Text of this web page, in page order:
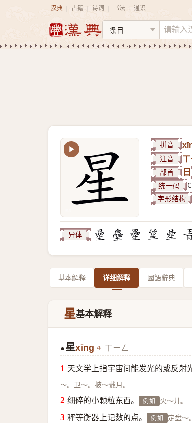
汉典 古籍 诗词 书法 通识
拼音
注音 ㄒ
部首 日
统一码
字形结构
异体
基本解释 详细解释 國語辭典
星基本解释
● 星xīng ㄒㄧㄥ
天文学上指宇宙间能发光的或反射
～。卫～。披～戴月。
细碎的小颗粒东西。 例如 火～儿。
秤等衡器上记数的点。 例如 定盘～。